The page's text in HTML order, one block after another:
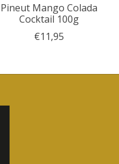
Pineut Mango Colada
Cocktail 100g
€11,95